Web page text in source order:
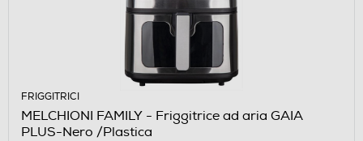
FRIGGITRICI
MELCHIONI FAMILY - Friggitrice ad aria GAIA
PLUS-Nero /Plastica